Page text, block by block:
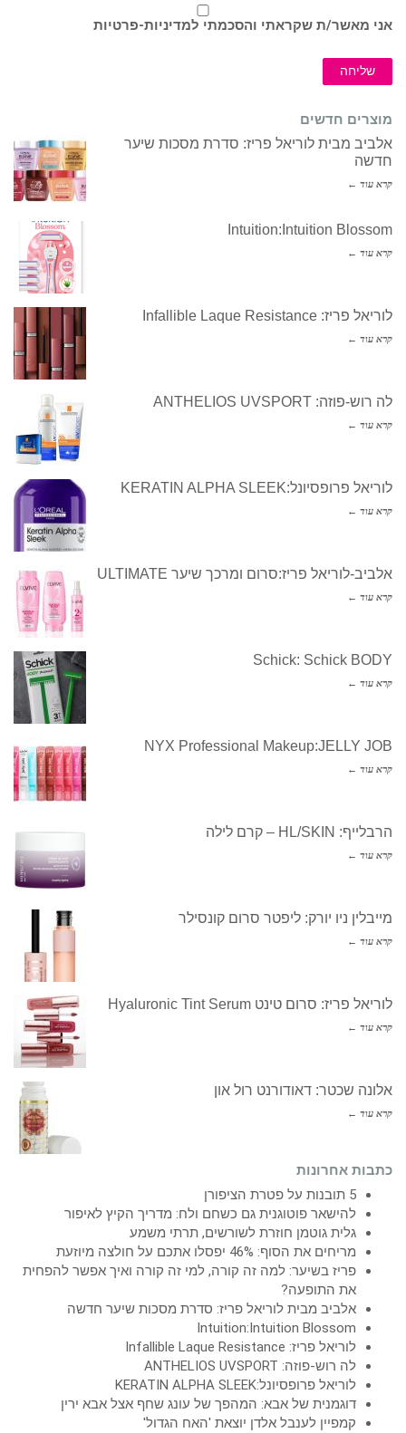
אני מאשר/ת שקראתי והסכמתי למדיניות-פרטיות
שליחה
מוצרים חדשים
אלביב מבית לוריאל פריז: סדרת מסכות שיער
חדשה
קרא עוד ←
Intuition:Intuition Blossom
קרא עוד ←
לוריאל פריז: Infallible Laque Resistance
קרא עוד ←
לה רוש-פוזה: ANTHELIOS UVSPORT
קרא עוד ←
לוריאל פרופסיונל:KERATIN ALPHA SLEEK
קרא עוד ←
אלביב-לוריאל פריז:סרום ומרכך שיער ULTIMATE
קרא עוד ←
Schick: Schick BODY
קרא עוד ←
NYX Professional Makeup:JELLY JOB
קרא עוד ←
הרבלייף: HL/SKIN – קרם לילה
קרא עוד ←
מייבלין ניו יורק: ליפטר סרום קונסילר
קרא עוד ←
לוריאל פריז: סרום טינט Hyaluronic Tint Serum
קרא עוד ←
אלונה שכטר: דאודורנט רול און
קרא עוד ←
כתבות אחרונות
5 תובנות על פטרת הציפורן
להישאר פוטוגנית גם כשחם ולח: מדריך הקיץ לאיפור
גלית גוטמן חוזרת לשורשים, תרתי משמע
מריחים את הסוף: 46% יפסלו אתכם על חולצה מיוזעת
פריז בשיער: למה זה קורה, למי זה קורה ואיך אפשר להפחית
את התופעה?
אלביב מבית לוריאל פריז: סדרת מסכות שיער חדשה
Intuition:Intuition Blossom
לוריאל פריז: Infallible Laque Resistance
לה רוש-פוזה: ANTHELIOS UVSPORT
לוריאל פרופסיונל:KERATIN ALPHA SLEEK
דוגמנית של אבא: המהפך של עונג שחף אצל אבא ירין
קמפיין לענבל אלדן יוצאת 'האח הגדול'